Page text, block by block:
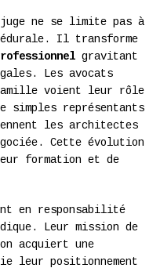
juge ne se limite pas à
Il transforme
gravitant
Les avocats
voient leur rôle
simples représentants
les architectes
Cette évolution
formation et de
en responsabilité
Leur mission de
acquiert une
leur positionnement